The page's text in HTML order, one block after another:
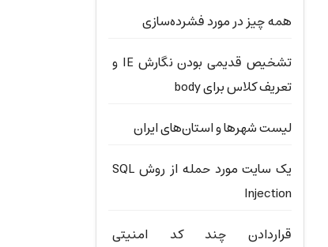
همه چیز در مورد فشرده‌سازی
تشخیص قدیمی بودن نگارش IE و
تعریف کلاس برای body
لیست شهرها و استان‌های ایران
یک سایت مورد حمله از روش SQL
Injection
قراردادن چند کد امنیتی